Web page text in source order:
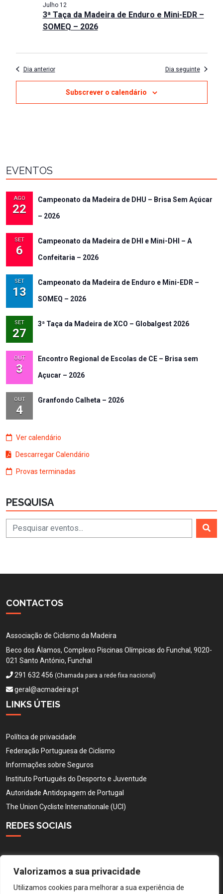
Valorizamos a sua privacidade
Utilizamos cookies para melhorar a sua experiência de
3ª Taça da Madeira de Enduro e Mini-EDR –
SOMEQ – 2026
Julho 12
Dia anterior Dia seguinte
Subscrever o calendário
EVENTOS
AGO
22
Campeonato da Madeira de DHU – Brisa Sem Açúcar
– 2026
SET
6
Campeonato da Madeira de DHI e Mini-DHI – A
Confeitaria – 2026
SET
13
Campeonato da Madeira de Enduro e Mini-EDR –
SOMEQ – 2026
SET
27
3ª Taça da Madeira de XCO – Globalgest 2026
OUT
3
Encontro Regional de Escolas de CE – Brisa sem
Açucar – 2026
OUT
4
Granfondo Calheta – 2026
Ver calendário
Descarregar Calendário
Provas terminadas
PESQUISA
CONTACTOS
Associação de Ciclismo da Madeira
Beco dos Álamos, Complexo Piscinas Olímpicas do Funchal, 9020-
021 Santo António, Funchal
291 632 456 (Chamada para a rede fixa nacional)
geral@acmadeira.pt
LINKS ÚTEIS
Política de privacidade
Federação Portuguesa de Ciclismo
Informações sobre Seguros
Instituto Português do Desporto e Juventude
Autoridade Antidopagem de Portugal
The Union Cycliste Internationale (UCI)
REDES SOCIAIS